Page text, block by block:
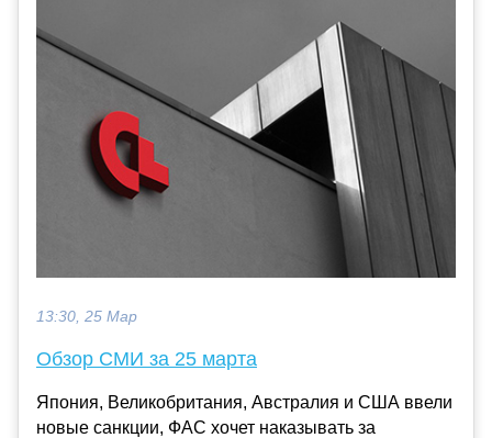
13:30, 25 Мар
Обзор СМИ за 25 марта
Япония, Великобритания, Австралия и США ввели
новые санкции, ФАС хочет наказывать за